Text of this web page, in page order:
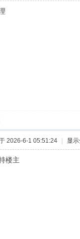
2026-6-1 05:51:24 显
楼主